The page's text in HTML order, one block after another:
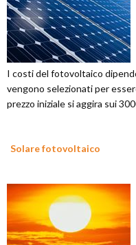
I costi del fotovoltaico
vengono selezionati per
prezzo iniziale si aggira sui
Solare fotovoltaico